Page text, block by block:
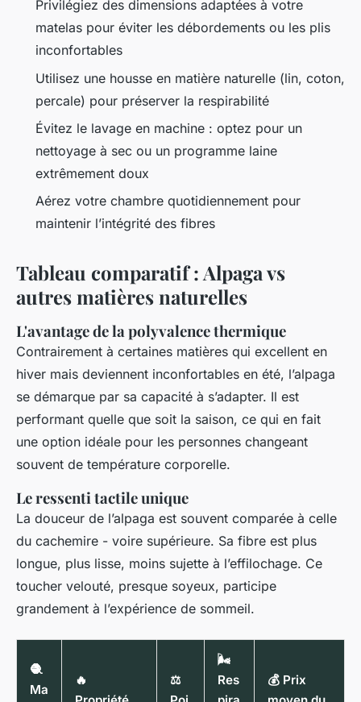
Privilégiez des dimensions adaptées à votre
matelas pour éviter les débordements ou les plis
inconfortables
Utilisez une housse en matière naturelle (lin, coton,
percale) pour préserver la respirabilité
Évitez le lavage en machine : optez pour un
nettoyage à sec ou un programme laine
extrêmement doux
Aérez votre chambre quotidiennement pour
maintenir l’intégrité des fibres
Tableau comparatif : Alpaga vs
autres matières naturelles
L'avantage de la polyvalence thermique
Contrairement à certaines matières qui excellent en
hiver mais deviennent inconfortables en été, l’alpaga
se démarque par sa capacité à s’adapter. Il est
performant quelle que soit la saison, ce qui en fait
une option idéale pour les personnes changeant
souvent de température corporelle.
Le ressenti tactile unique
La douceur de l’alpaga est souvent comparée à celle
du cachemire - voire supérieure. Sa fibre est plus
longue, plus lisse, moins sujette à l’effilochage. Ce
toucher velouté, presque soyeux, participe
grandement à l’expérience de sommeil.
🧶
Ma
🔥
⚖️
🌬️
Res
💰 Prix